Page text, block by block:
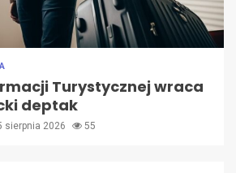
Turystycznej wraca
deptak
sierpnia 2026 55